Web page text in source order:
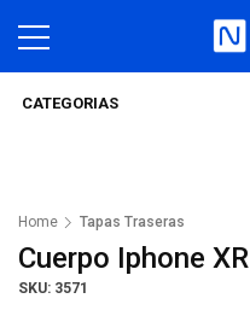
CATEGORIAS
Home Tapas Traseras
Cuerpo Iphone
SKU: 3571